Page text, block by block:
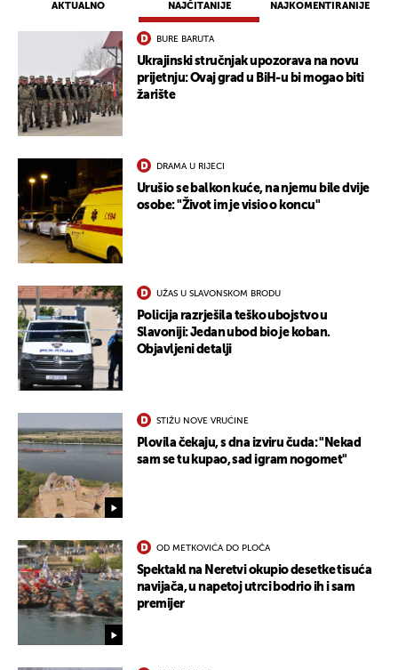
AKTUALNO NAJČITANIJE NAJKOMENTIRANIJE
BURE BARUTA
Ukrajinski stručnjak upozorava na novu
prijetnju: Ovaj grad u BiH-u bi mogao biti
žarište
DRAMA U RIJECI
Urušio se balkon kuće, na njemu bile dvije
osobe: "Život im je visio o koncu"
UŽAS U SLAVONSKOM BRODU
Policija razrješila teško ubojstvo u
Slavoniji: Jedan ubod bio je koban.
Objavljeni detalji
STIŽU NOVE VRUĆINE
Plovila čekaju, s dna izviru čuda: "Nekad
sam se tu kupao, sad igram nogomet"
OD METKOVIĆA DO PLOČA
Spektakl na Neretvi okupio desetke tisuća
navijača, u napetoj utrci bodrio ih i sam
premijer